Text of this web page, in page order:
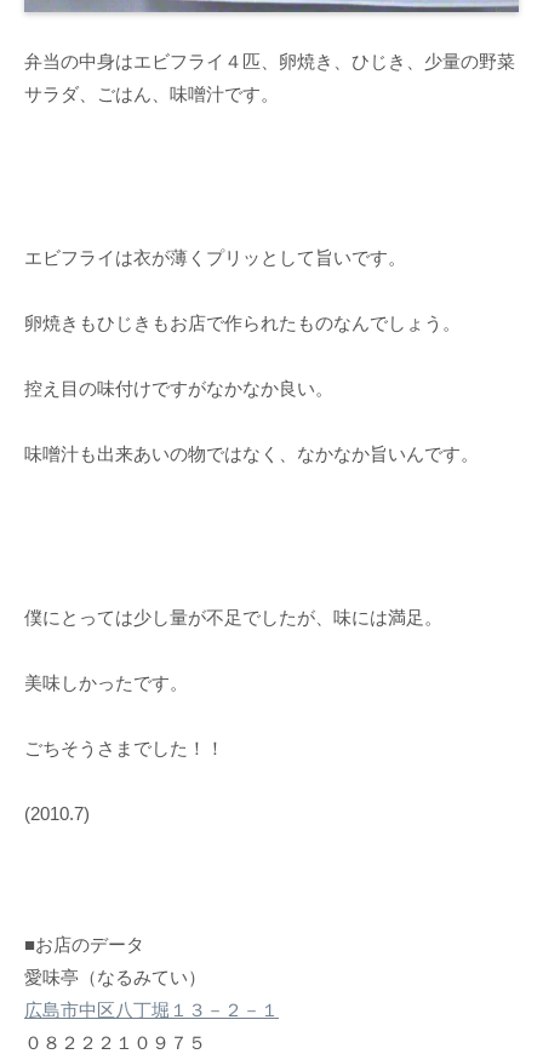
弁当の中身はエビフライ４匹、卵焼き、ひじき、少量の野菜
サラダ、ごはん、味噌汁です。
エビフライは衣が薄くプリッとして旨いです。
卵焼きもひじきもお店で作られたものなんでしょう。
控え目の味付けですがなかなか良い。
味噌汁も出来あいの物ではなく、なかなか旨いんです。
僕にとっては少し量が不足でしたが、味には満足。
美味しかったです。
ごちそうさまでした！！
(2010.7)
■お店のデータ
愛味亭（なるみてい）
広島市中区八丁堀１３－２－１
０８２２２１０９７５